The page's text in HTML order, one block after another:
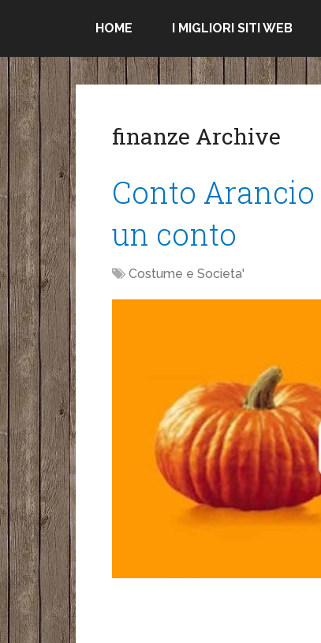
HOME I MIGLIORI SITI WEB
finanze Archive
Conto
un conto
Costume e Societa'